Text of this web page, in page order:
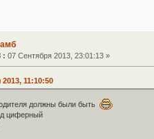
: 07 Сентября 2013, 23:01:13 »
11:10:50
должны были быть
циферный